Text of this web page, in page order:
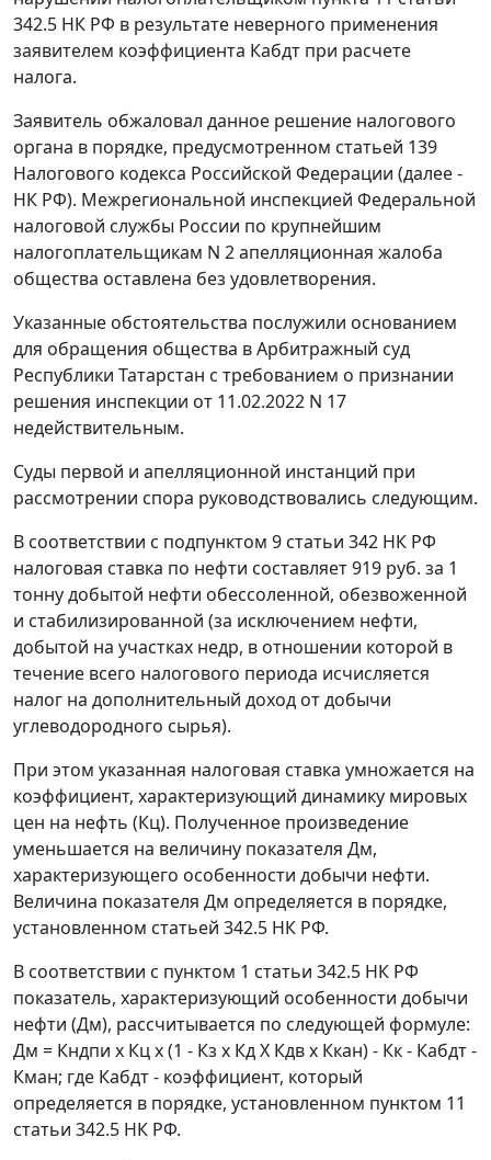
342.5 НК РФ в результате неверного применения
заявителем коэффициента Кабдт при расчете
налога.
Заявитель обжаловал данное решение налогового
органа в порядке, предусмотренном статьей 139
Налогового кодекса Российской Федерации (далее -
НК РФ). Межрегиональной инспекцией Федеральной
налоговой службы России по крупнейшим
налогоплательщикам N 2 апелляционная жалоба
общества оставлена без удовлетворения.
Указанные обстоятельства послужили основанием
для обращения общества в Арбитражный суд
Республики Татарстан с требованием о признании
решения инспекции от 11.02.2022 N 17
недействительным.
Суды первой и апелляционной инстанций при
рассмотрении спора руководствовались следующим.
В соответствии с подпунктом 9 статьи 342 НК РФ
налоговая ставка по нефти составляет 919 руб. за 1
тонну добытой нефти обессоленной, обезвоженной
и стабилизированной (за исключением нефти,
добытой на участках недр, в отношении которой в
течение всего налогового периода исчисляется
налог на дополнительный доход от добычи
углеводородного сырья).
При этом указанная налоговая ставка умножается на
коэффициент, характеризующий динамику мировых
цен на нефть (Кц). Полученное произведение
уменьшается на величину показателя Дм,
характеризующего особенности добычи нефти.
Величина показателя Дм определяется в порядке,
установленном статьей 342.5 НК РФ.
В соответствии с пунктом 1 статьи 342.5 НК РФ
показатель, характеризующий особенности добычи
нефти (Дм), рассчитывается по следующей формуле:
Дм = Кндпи х Кц х (1 - Кз х Кд X Кдв х Ккан) - Кк - Кабдт -
Кман; где Кабдт - коэффициент, который
определяется в порядке, установленном пунктом 11
статьи 342.5 НК РФ.